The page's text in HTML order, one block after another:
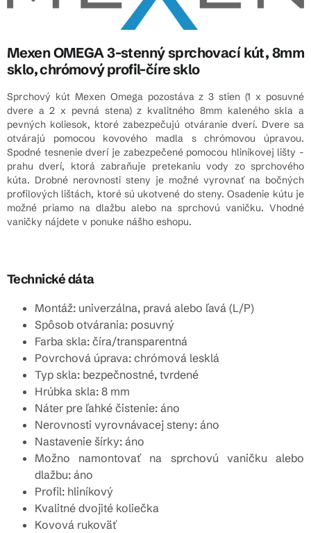
Mexen OMEGA 3-stenný sprchovací kút, 8mm
sklo, chrómový profil-číre sklo
Sprchový kút Mexen Omega pozostáva z 3 stien (1 x posuvné
dvere a 2 x pevná stena) z kvalitného 8mm kaleného skla a
pevných koliesok, ktoré zabezpečujú otváranie dverí. Dvere sa
otvárajú pomocou kovového madla s chrómovou úpravou.
Spodné tesnenie dverí je zabezpečené pomocou hliníkovej lišty -
prahu dverí, ktorá zabraňuje pretekaniu vody zo sprchového
kúta. Drobné nerovnosti steny je možné vyrovnať na bočných
profilových lištách, ktoré sú ukotvené do steny. Osadenie kútu je
možné priamo na dlažbu alebo na sprchovú vaničku. Vhodné
vaničky nájdete v ponuke nášho eshopu.
Technické dáta
Montáž: univerzálna, pravá alebo ľavá (L/P)
Spôsob otvárania: posuvný
Farba skla: číra/transparentná
Povrchová úprava: chrómová lesklá
Typ skla: bezpečnostné, tvrdené
Hrúbka skla: 8 mm
Náter pre ľahké čistenie: áno
Nerovnosti vyrovnávacej steny: áno
Nastavenie šírky: áno
Možno namontovať na sprchovú vaničku alebo
dlažbu: áno
Profil: hliníkový
Kvalitné dvojité koliečka
Kovová rukoväť